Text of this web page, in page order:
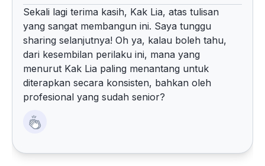
Sekali lagi terima kasih, Kak Lia, atas tulisan
yang sangat membangun ini. Saya tunggu
sharing selanjutnya! Oh ya, kalau boleh tahu,
dari kesembilan perilaku ini, mana yang
menurut Kak Lia paling menantang untuk
diterapkan secara konsisten, bahkan oleh
profesional yang sudah senior?